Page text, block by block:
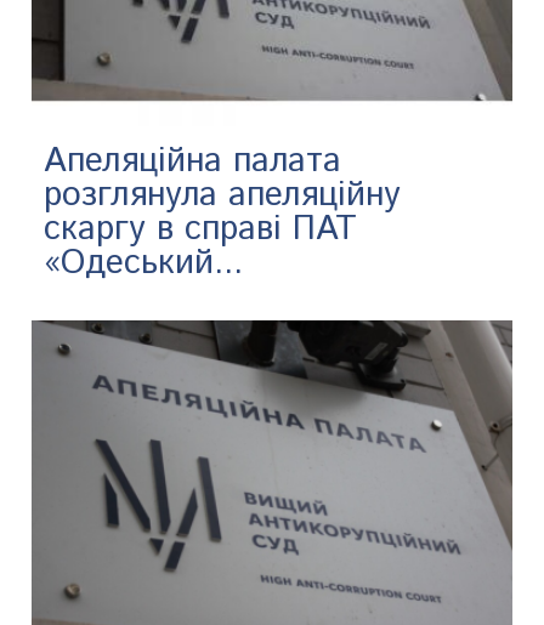
Апеляційна палата
розглянула апеляційну
скаргу в справі ПАТ
«Одеський...